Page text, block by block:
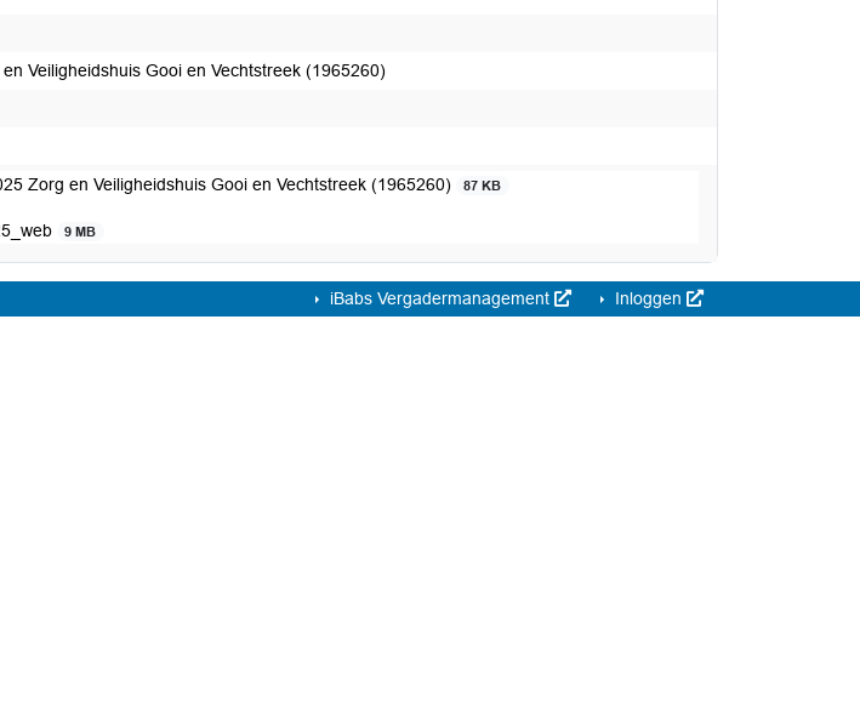
Veiligheidshuis Gooi en Vechtstreek (1965260)
Zorg en Veiligheidshuis Gooi en Vechtstreek (1965260) 87 KB
9 MB
iBabs Vergadermanagement Inloggen